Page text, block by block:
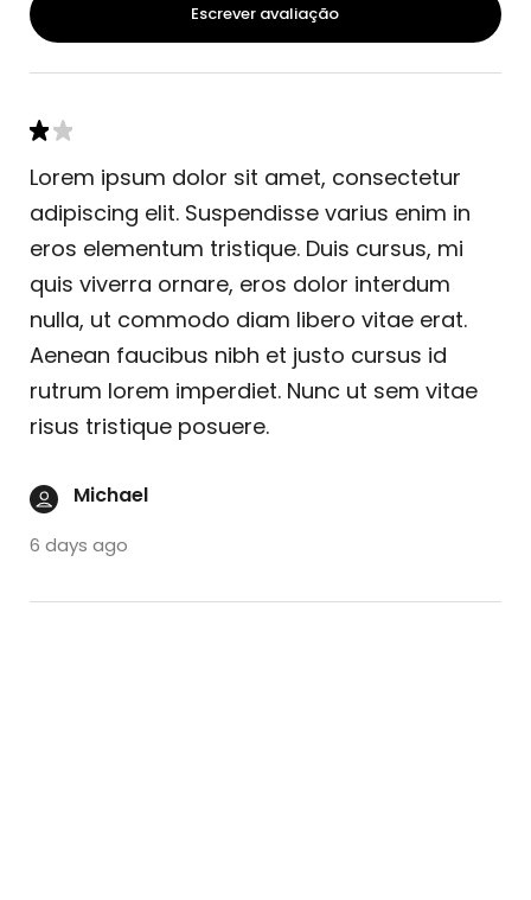
Escrever avaliação
Lorem ipsum dolor sit amet, consectetur
adipiscing elit. Suspendisse varius enim in
eros elementum tristique. Duis cursus, mi
quis viverra ornare, eros dolor interdum
nulla, ut commodo diam libero vitae erat.
Aenean faucibus nibh et justo cursus id
rutrum lorem imperdiet. Nunc ut sem vitae
risus tristique posuere.
Michael
6 days ago